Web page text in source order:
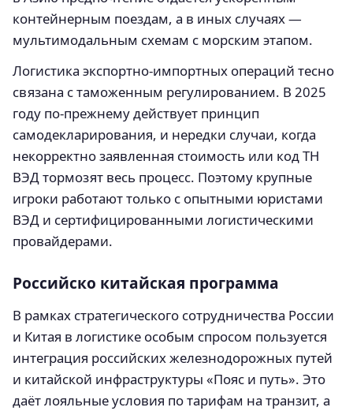
контейнерным поездам, а в иных случаях —
мультимодальным схемам с морским этапом.
Логистика экспортно-импортных операций тесно
связана с таможенным регулированием. В 2025
году по-прежнему действует принцип
самодекларирования, и нередки случаи, когда
некорректно заявленная стоимость или код ТН
ВЭД тормозят весь процесс. Поэтому крупные
игроки работают только с опытными юристами
ВЭД и сертифицированными логистическими
провайдерами.
Российско китайская программа
В рамках стратегического сотрудничества России
и Китая в логистике особым спросом пользуется
интеграция российских железнодорожных путей
и китайской инфраструктуры «Пояс и путь». Это
даёт лояльные условия по тарифам на транзит, а